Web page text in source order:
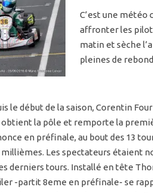
C’est une météo
affronter les
matin et sèche
pleines de
le début de la saison, Corentin
obtient la pôle et remporte la
en préfinale, au bout des 13
Les spectateurs étaient
derniers tours. Installé en tête
-partit 8eme en préfinale- se